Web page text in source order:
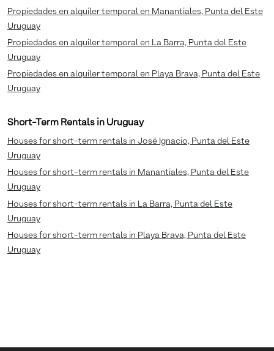
Propiedades en alquiler temporal en Manantiales, Punta del Este
Uruguay
Propiedades en alquiler temporal en La Barra, Punta del Este
Uruguay
Propiedades en alquiler temporal en Playa Brava, Punta del Este
Uruguay
Short-Term Rentals in Uruguay
Houses for short-term rentals in José Ignacio, Punta del Este
Uruguay
Houses for short-term rentals in Manantiales, Punta del Este
Uruguay
Houses for short-term rentals in La Barra, Punta del Este
Uruguay
Houses for short-term rentals in Playa Brava, Punta del Este
Uruguay